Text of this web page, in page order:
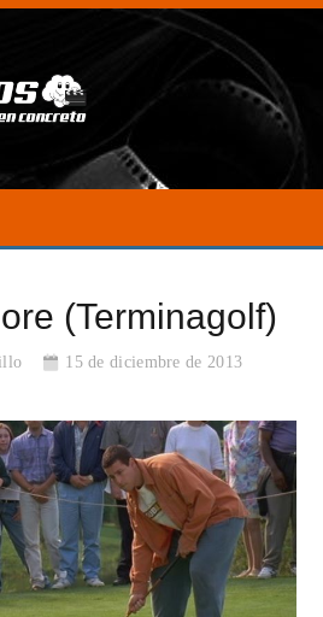
(Terminagolf)
15 de diciembre de 2013